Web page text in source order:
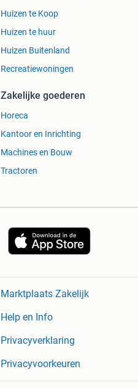
Huizen te Koop
Huizen te huur
Huizen Buitenland
Recreatiewoningen
Zakelijke goederen
Horeca
Kantoor en Inrichting
Machines en Bouw
Tractoren
Marktplaats Zakelijk
Help en Info
Privacyverklaring
Privacyvoorkeuren